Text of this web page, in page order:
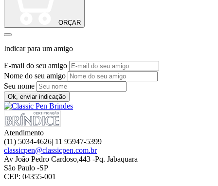
ORÇAR
Indicar para um amigo
E-mail do seu amigo
Nome do seu amigo
Seu nome
Ok, enviar indicação
Atendimento
(11) 5034-4626| 11 95947-5399
classicpen@classicpen.com.br
Av João Pedro Cardoso,443 -Pq. Jabaquara
São Paulo -SP
CEP: 04355-001